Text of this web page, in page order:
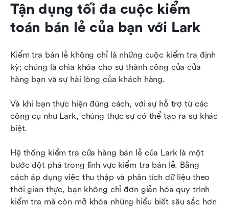
Tận dụng tối đa cuộc kiểm
toán bán lẻ của bạn với Lark
Kiểm tra bán lẻ không chỉ là những cuộc kiểm tra định
kỳ; chúng là chìa khóa cho sự thành công của cửa
hàng bạn và sự hài lòng của khách hàng.
Và khi bạn thực hiện đúng cách, với sự hỗ trợ từ các
công cụ như Lark, chúng thực sự có thể tạo ra sự khác
biệt.
Hệ thống kiểm tra cửa hàng bán lẻ của Lark là một
bước đột phá trong lĩnh vực kiểm tra bán lẻ. Bằng
cách áp dụng việc thu thập và phân tích dữ liệu theo
thời gian thực, bạn không chỉ đơn giản hóa quy trình
kiểm tra mà còn mở khóa những hiểu biết sâu sắc hơn